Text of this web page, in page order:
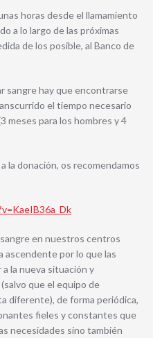
horas desde el llamamiento
a lo largo de las próximas
de los posible, al Banco de
sangre hay que encontrarse
el tiempo necesario
meses para los hombres y 4
la donación, os recomendamos
en nuestros centros
ascendente por lo que las
la nueva situación y
que el equipo de
diferente), de forma periódica,
fieles y constantes que
necesidades sino también